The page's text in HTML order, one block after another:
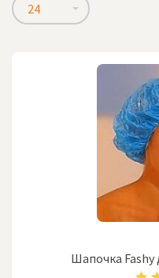
24
Шапочка Fashy